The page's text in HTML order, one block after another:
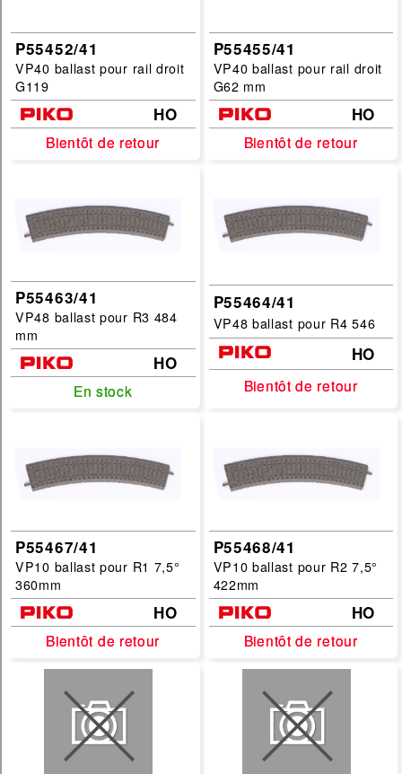
P55452/41
VP40 ballast pour rail droit
G119
HO
Bientôt de retour
Bientôt de retour
P55455/41
VP40 ballast pour rail droit
G62 mm
HO
Bientôt de retour
Bientôt de retour
P55463/41
VP48 ballast pour R3 484
mm
HO
En stock
En stock
P55464/41
VP48 ballast pour R4 546
HO
Bientôt de retour
Bientôt de retour
P55467/41
VP10 ballast pour R1 7,5°
360mm
HO
Bientôt de retour
Bientôt de retour
P55468/41
VP10 ballast pour R2 7,5°
422mm
HO
Bientôt de retour
Bientôt de retour